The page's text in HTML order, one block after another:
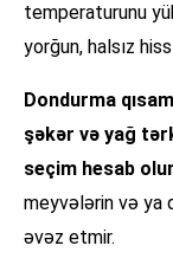
temperaturunu
yorğun, halsız
Dondurma
şəkər və yağ
seçim hesab
meyvələrin və ya
əvəz etmir.